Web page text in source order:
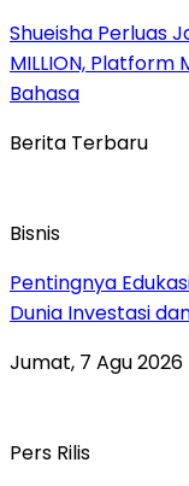
Shueisha Perluas
MILLION, Platform
Bahasa
Berita Terbaru
Bisnis
Pentingnya
Dunia Investasi
Jumat, 7 Agu 2026
Pers Rilis